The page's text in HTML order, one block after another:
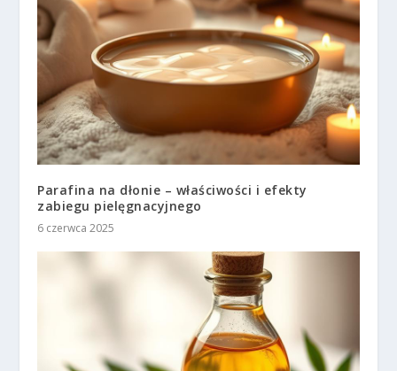
Parafina na dłonie – właściwości i efekty
zabiegu pielęgnacyjnego
6 czerwca 2025